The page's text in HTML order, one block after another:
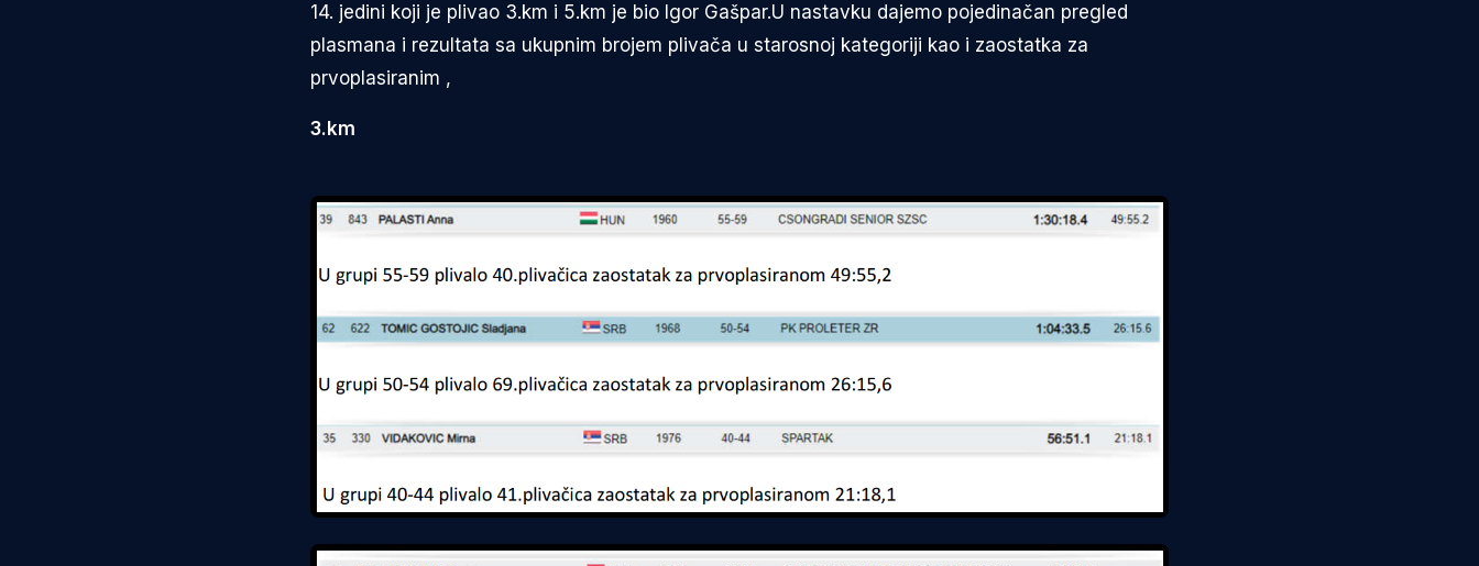
14. jedini koji je plivao 3.km i 5.km je bio Igor Gašpar.U nastavku dajemo pojedinačan pregled
plasmana i rezultata sa ukupnim brojem plivača u starosnoj kategoriji kao i zaostatka za
prvoplasiranim ,
3.km